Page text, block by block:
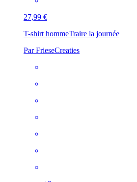
27,99 €
T-shirt hommeTraire la journée
Par FrieseCreaties